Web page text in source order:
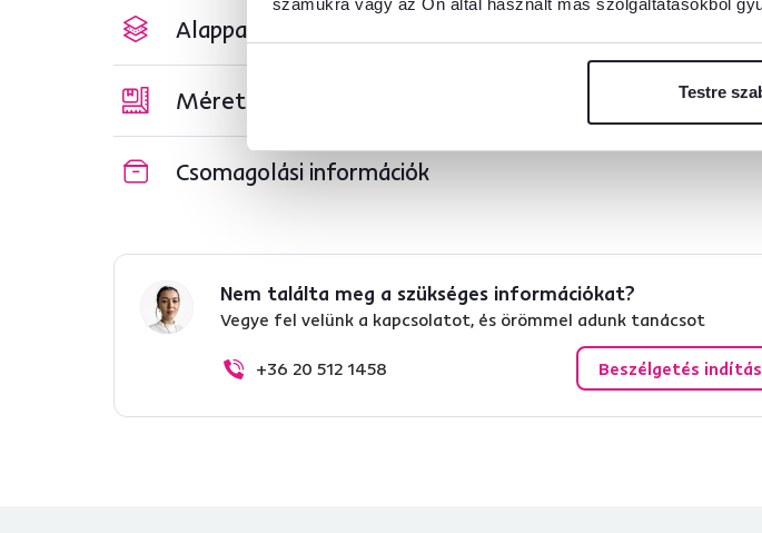
számukra vagy az Ön által használt más szolgáltatásokból
Testre
Alapparaméterek
Méretek és specifikációk
Csomagolási információk
Nem találta meg a szükséges információkat?
Vegye fel velünk a kapcsolatot, és örömmel adunk tanácsot
+36 20 512 1458 Beszélgetés